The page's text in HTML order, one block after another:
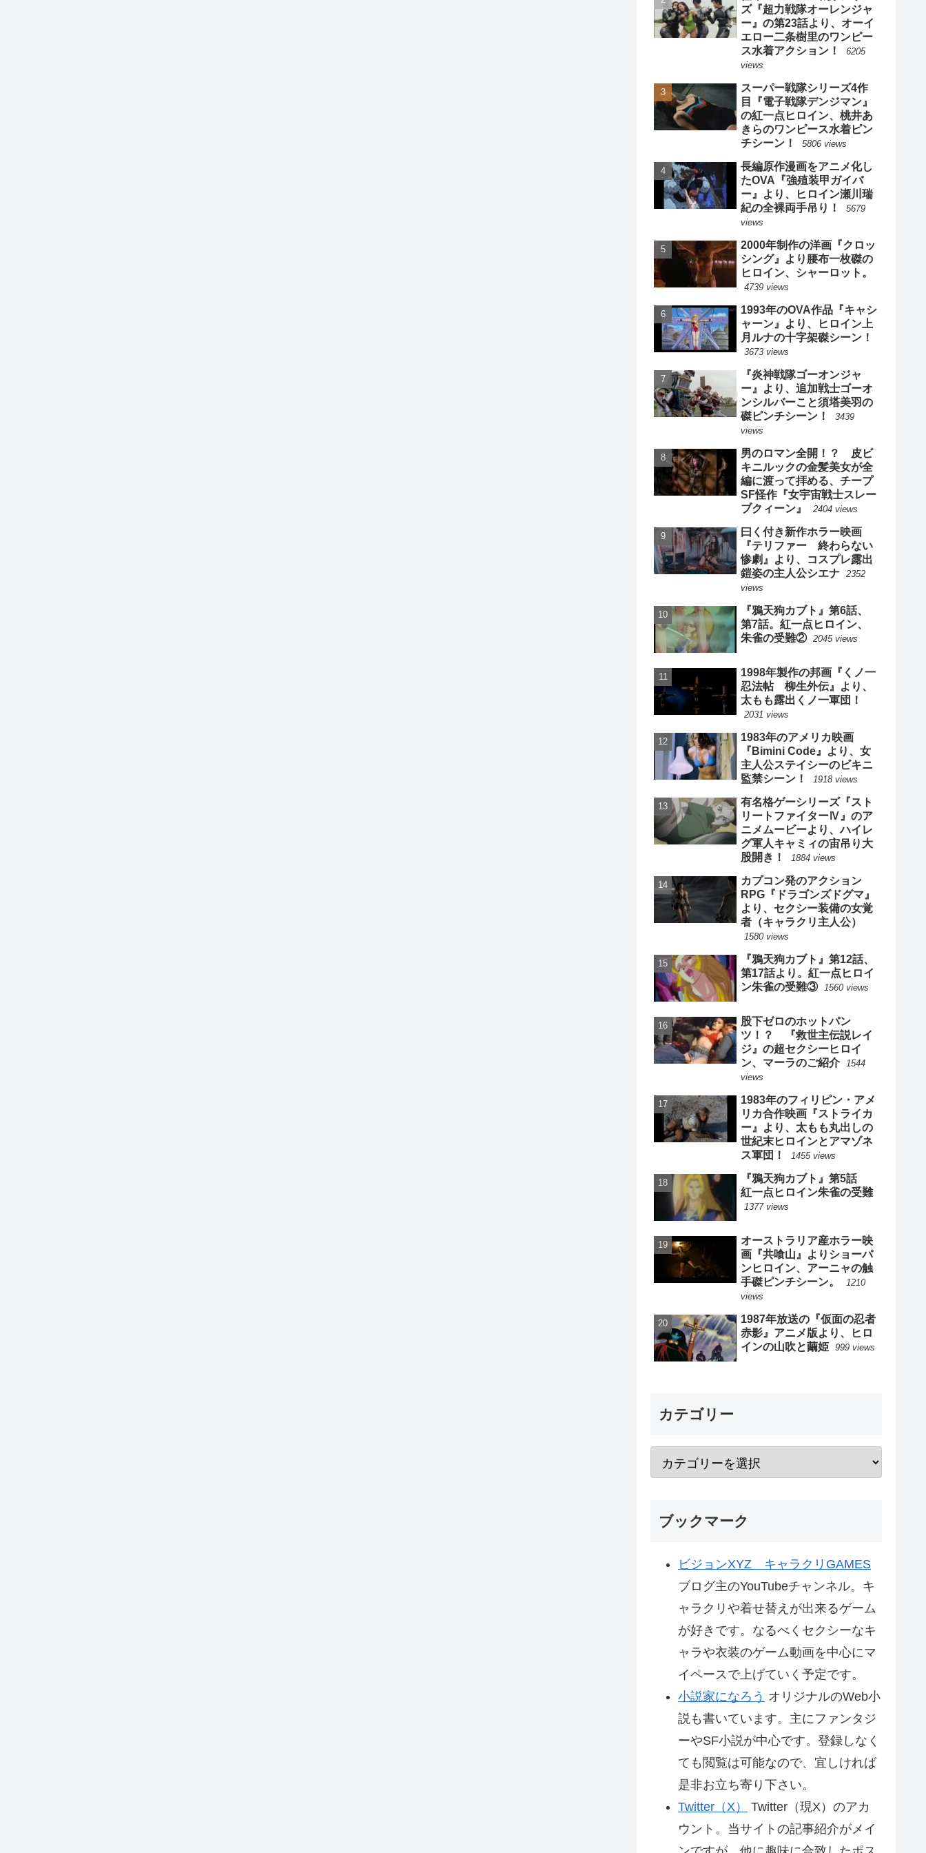
ズ『超力戦隊オーレンジャ
ー』の第23話より、オーイ
エロー二条樹里のワンピー
ス水着アクション！
6205
views
スーパー戦隊シリーズ4作
目『電子戦隊デンジマン』
の紅一点ヒロイン、桃井あ
きらのワンピース水着ピン
チシーン！
5806 views
長編原作漫画をアニメ化し
たOVA『強殖装甲ガイバ
ー』より、ヒロイン瀬川瑞
紀の全裸両手吊り！
5679
views
2000年制作の洋画『クロッ
シング』より腰布一枚磔の
ヒロイン、シャーロット。
4739 views
1993年のOVA作品『キャシ
ャーン』より、ヒロイン上
月ルナの十字架磔シーン！
3673 views
『炎神戦隊ゴーオンジャ
ー』より、追加戦士ゴーオ
ンシルバーこと須塔美羽の
磔ピンチシーン！
3439
views
男のロマン全開！？ 皮ビ
キニルックの金髪美女が全
編に渡って拝める、チープ
SF怪作『女宇宙戦士スレー
ブクィーン』
2404 views
曰く付き新作ホラー映画
『テリファー 終わらない
惨劇』より、コスプレ露出
鎧姿の主人公シエナ 2352
views
『鴉天狗カブト』第6話、
第7話。紅一点ヒロイン、
朱雀の受難② 2045 views
1998年製作の邦画『くノ一
忍法帖 柳生外伝』より、
太もも露出くノ一軍団！
2031 views
1983年のアメリカ映画
『Bimini Code』より、女
主人公ステイシーのビキニ
監禁シーン！
1918 views
有名格ゲーシリーズ『スト
リートファイターⅣ』のア
ニメムービーより、ハイレ
グ軍人キャミィの宙吊り大
股開き！
1884 views
カプコン発のアクション
RPG『ドラゴンズドグマ』
より、セクシー装備の女覚
者（キャラクリ主人公）
1580 views
『鴉天狗カブト』第12話、
第17話より。紅一点ヒロイ
ン朱雀の受難③
1560 views
股下ゼロのホットパン
ツ！？ 『救世主伝説レイ
ジ』の超セクシーヒロイ
ン、マーラのご紹介
1544
views
1983年のフィリピン・アメ
リカ合作映画『ストライカ
ー』より、太もも丸出しの
世紀末ヒロインとアマゾネ
ス軍団！
1455 views
『鴉天狗カブト』第5話
紅一点ヒロイン朱雀の受難
1377 views
オーストラリア産ホラー映
画『共喰山』よりショーパ
ンヒロイン、アーニャの触
手磔ピンチシーン。
1210
views
1987年放送の『仮面の忍者
赤影』アニメ版より、ヒロ
インの山吹と繭姫 999 views
カテゴリー
ブックマーク
ビジョンXYZ キャラクリGAMES
ブログ主のYouTubeチャンネル。キ
ャラクリや着せ替えが出来るゲーム
が好きです。なるべくセクシーなキ
ャラや衣装のゲーム動画を中心にマ
イペースで上げていく予定です。
小説家になろう オリジナルのWeb小
説も書いています。主にファンタジ
ーやSF小説が中心です。登録しなく
ても閲覧は可能なので、宜しければ
是非お立ち寄り下さい。
Twitter（X）
Twitter（現X）のアカ
ウント。当サイトの記事紹介がメイ